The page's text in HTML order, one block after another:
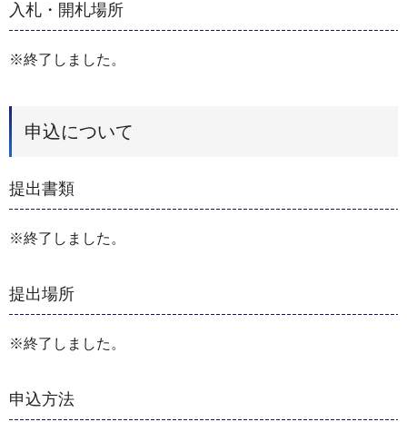
入札・開札場所
※終了しました。
申込について
提出書類
※終了しました。
提出場所
※終了しました。
申込方法